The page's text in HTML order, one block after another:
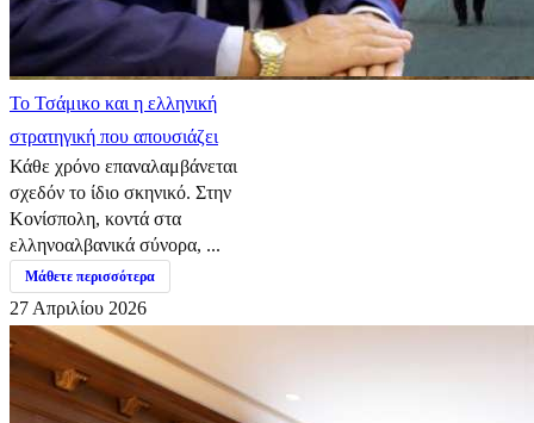
​Το Τσάμικο και η ελληνική
στρατηγική που απουσιάζει
Κάθε χρόνο επαναλαμβάνεται
σχεδόν το ίδιο σκηνικό. Στην
Κονίσπολη, κοντά στα
ελληνοαλβανικά σύνορα, ...
Μάθετε περισσότερα
27 Απριλίου 2026